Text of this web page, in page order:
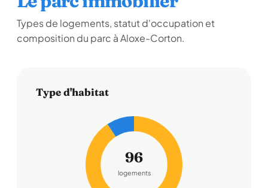
Types de logements, statut d'occupation et
composition du parc à Aloxe-Corton.
Type d'habitat
96
logements